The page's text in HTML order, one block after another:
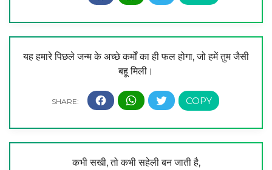
यह हमारे पिछले जन्म के अच्छे कर्मों का ही फल होगा, जो हमें तुम जैसी
बहू मिली।
कभी सखी, तो कभी सहेली बन जाती है,